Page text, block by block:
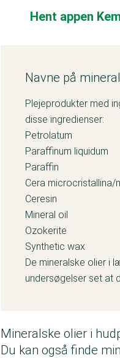
Hent appen
Navne på
Plejeprodukter med
disse ingredienser:
Petrolatum
Paraffinum liquidum
Paraffin
Cera microcristallina/
Ceresin
Mineral oil
Ozokerite
Synthetic wax
De mineralske olier i
undersøgelser set at
Mineralske olier i
Du kan også finde